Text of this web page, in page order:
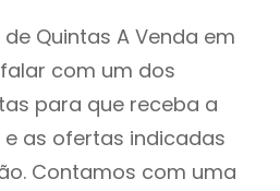
Quintas A Venda em
com um dos
para que receba a
as ofertas indicadas
Contamos com uma